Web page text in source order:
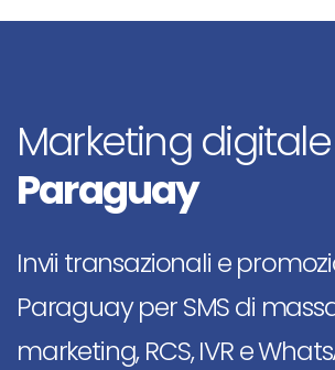
Marketing digitale
Paraguay
Invii transazionali e
Paraguay per SMS di
marketing, RCS, IVR e